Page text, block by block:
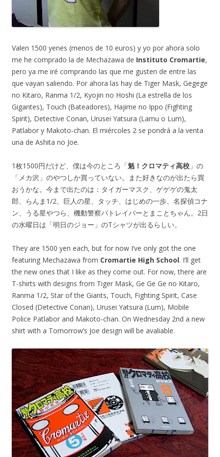
Valen 1500 yenes (menos de 10 euros) y yo por ahora solo
me he comprado la de Mechazawa de Instituto Cromartie,
pero ya me iré comprando las que me gusten de entre las
que vayan saliendo. Por ahora las hay de Tiger Mask, Gegege
no Kitaro, Ranma 1/2, Kyojin no Hoshi (La estrella de los
Gigantes), Touch (Bateadores), Hajime no Ippo (Fighting
Spirit), Detective Conan, Urusei Yatsura (Lamu o Lum),
Patlabor y Makoto-chan. El miércoles 2 se pondrá a la venta
una de Ashita no Joe.
1枚1500円だけど、僕は今のところ「魁！クロマティ高校 」の
「メカ沢」のやつしか買っていない。また好きなのが出たら買
おうかな。今まで出たのは：タイガーマスク、ゲゲゲの鬼太
郎、らんま1/2、巨人の星、タッチ、はじめの一歩、名探偵コナ
ン、うる星やつら、機動警察パトレイバーとまことちゃん。2日
の水曜日は「明日のジョー」のTシャツが出るらしい。
They are 1500 yen each, but for now I’ve only got the one
featuring Mechazawa from Cromartie High School. I’ll get
the new ones that I like as they come out. For now, there are
T-shirts with designs from Tiger Mask, Ge Ge Ge no Kitaro,
Ranma 1/2, Star of the Giants, Touch, Fighting Spirit, Case
Closed (Detective Conan), Urusei Yatsura (Lum), Mobile
Police Patlabor and Makoto-chan. On Wednesday 2nd a new
shirt with a Tomorrow’s Joe design will be avaliable.